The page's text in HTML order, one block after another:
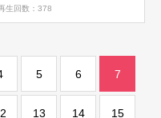
・STEP 03】
生回数：378
5 6 7
13 14 15